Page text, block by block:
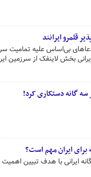
قلمرو ایرانند
بی‌اساس علیه تمامیت
بخش لاینفک از سرزمین
سه گانه دستکاری کرد!
ایران مهم است؟
با هدف تبیین اهمیت